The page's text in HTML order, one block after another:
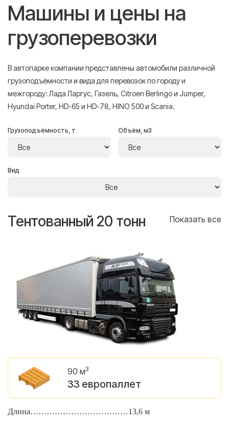
Машины и цены на
грузоперевозки
В автопарке компании представлены автомобили различной
грузоподъёмности и вида для перевозок по городу и
межгороду: Лада Ларгус, Газель, Citroen Berlingo и Jumper,
Hyundai Porter, HD-65 и HD-78, HINO 500 и Scania.
Грузоподъёмность, т Объём, м3
Вид
Тентованный 20 тонн Показать все
90 м3
33 европаллет
Длина………………………………13,6 м